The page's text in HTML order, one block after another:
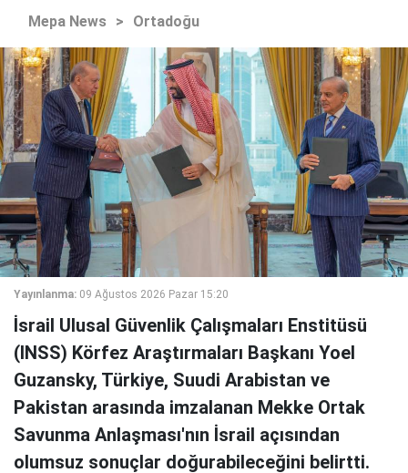
Mepa News > Ortadoğu
Yayınlanma: 09 Ağustos 2026 Pazar 15:20
İsrail Ulusal Güvenlik Çalışmaları Enstitüsü
(INSS) Körfez Araştırmaları Başkanı Yoel
Guzansky, Türkiye, Suudi Arabistan ve
Pakistan arasında imzalanan Mekke Ortak
Savunma Anlaşması'nın İsrail açısından
olumsuz sonuçlar doğurabileceğini belirtti.